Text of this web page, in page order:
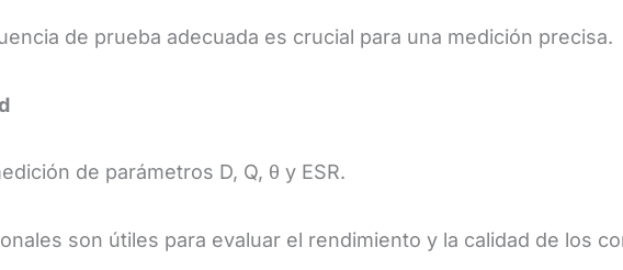
de prueba adecuada es crucial para una medición precisa.
de parámetros D, Q, θ y ESR.
son útiles para evaluar el rendimiento y la calidad de los